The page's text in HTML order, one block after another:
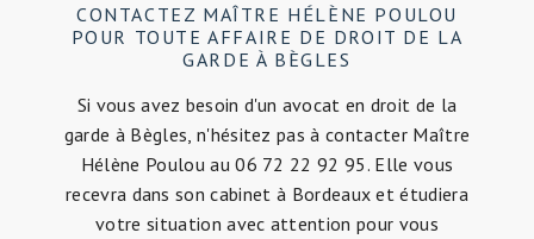
CONTACTEZ MAÎTRE HÉLÈNE POULOU
POUR TOUTE AFFAIRE DE DROIT DE LA
GARDE À BÈGLES
Si vous avez besoin d'un avocat en droit de la
garde à Bègles, n'hésitez pas à contacter Maître
Hélène Poulou au 06 72 22 92 95. Elle vous
recevra dans son cabinet à Bordeaux et étudiera
votre situation avec attention pour vous